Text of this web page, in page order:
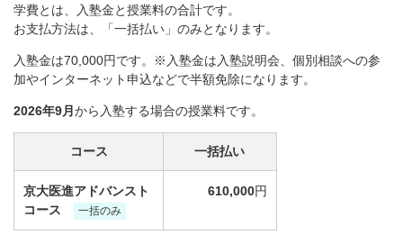
学費とは、入塾金と授業料の合計です。
お支払方法は、「一括払い」のみとなります。
入塾金は70,000円です。※入塾金は入塾説明会、個別相談への参
加やインターネット申込などで半額免除になります。
2026年9月 から入塾する場合の授業料です。
コース
京大医進アドバンスト
コース
一括のみ
一括払い
610,000円